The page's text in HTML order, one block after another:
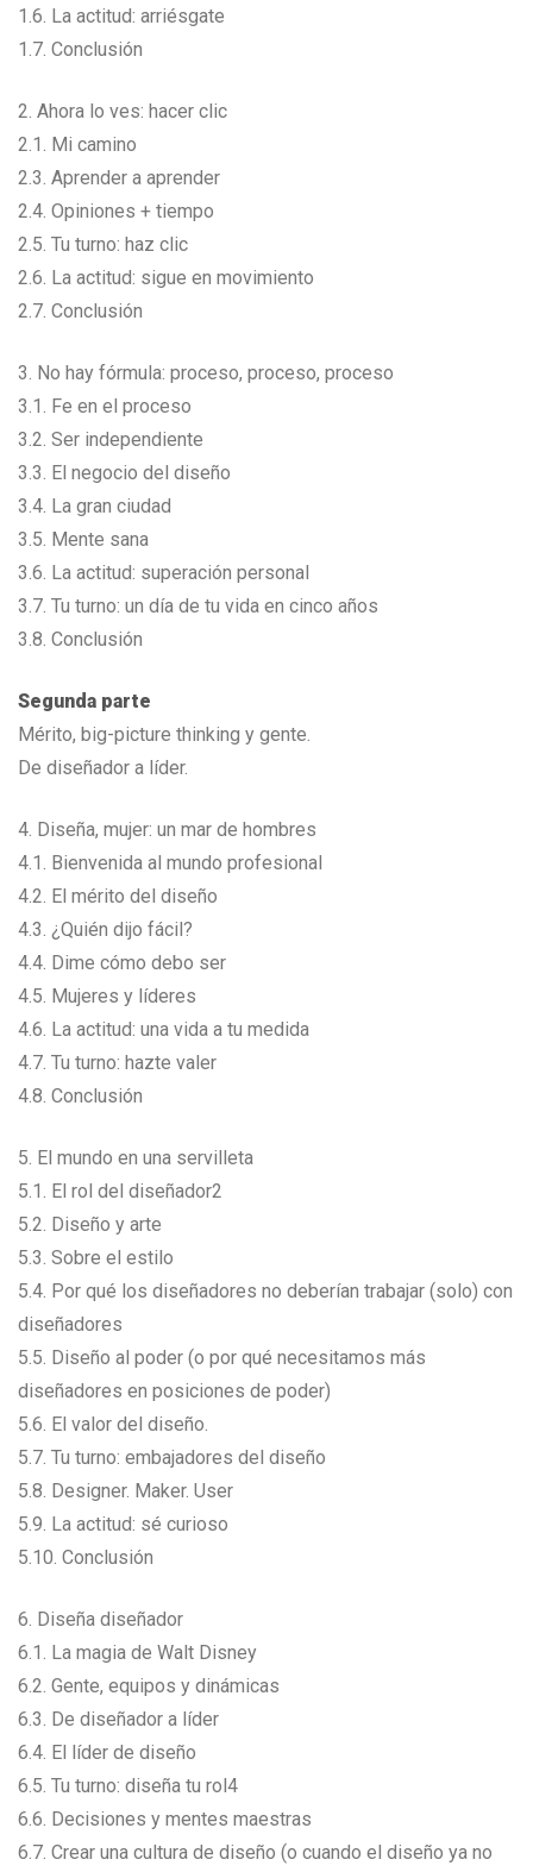
1.6. La actitud: arriésgate
1.7. Conclusión
2. Ahora lo ves: hacer clic
2.1. Mi camino
2.3. Aprender a aprender
2.4. Opiniones + tiempo
2.5. Tu turno: haz clic
2.6. La actitud: sigue en movimiento
2.7. Conclusión
3. No hay fórmula: proceso, proceso, proceso
3.1. Fe en el proceso
3.2. Ser independiente
3.3. El negocio del diseño
3.4. La gran ciudad
3.5. Mente sana
3.6. La actitud: superación personal
3.7. Tu turno: un día de tu vida en cinco años
3.8. Conclusión
Segunda parte
Mérito, big-picture thinking y gente.
De diseñador a líder.
4. Diseña, mujer: un mar de hombres
4.1. Bienvenida al mundo profesional
4.2. El mérito del diseño
4.3. ¿Quién dijo fácil?
4.4. Dime cómo debo ser
4.5. Mujeres y líderes
4.6. La actitud: una vida a tu medida
4.7. Tu turno: hazte valer
4.8. Conclusión
5. El mundo en una servilleta
5.1. El rol del diseñador2
5.2. Diseño y arte
5.3. Sobre el estilo
5.4. Por qué los diseñadores no deberían trabajar (solo) con
diseñadores
5.5. Diseño al poder (o por qué necesitamos más
diseñadores en posiciones de poder)
5.6. El valor del diseño.
5.7. Tu turno: embajadores del diseño
5.8. Designer. Maker. User
5.9. La actitud: sé curioso
5.10. Conclusión
6. Diseña diseñador
6.1. La magia de Walt Disney
6.2. Gente, equipos y dinámicas
6.3. De diseñador a líder
6.4. El líder de diseño
6.5. Tu turno: diseña tu rol4
6.6. Decisiones y mentes maestras
6.7. Crear una cultura de diseño (o cuando el diseño ya no